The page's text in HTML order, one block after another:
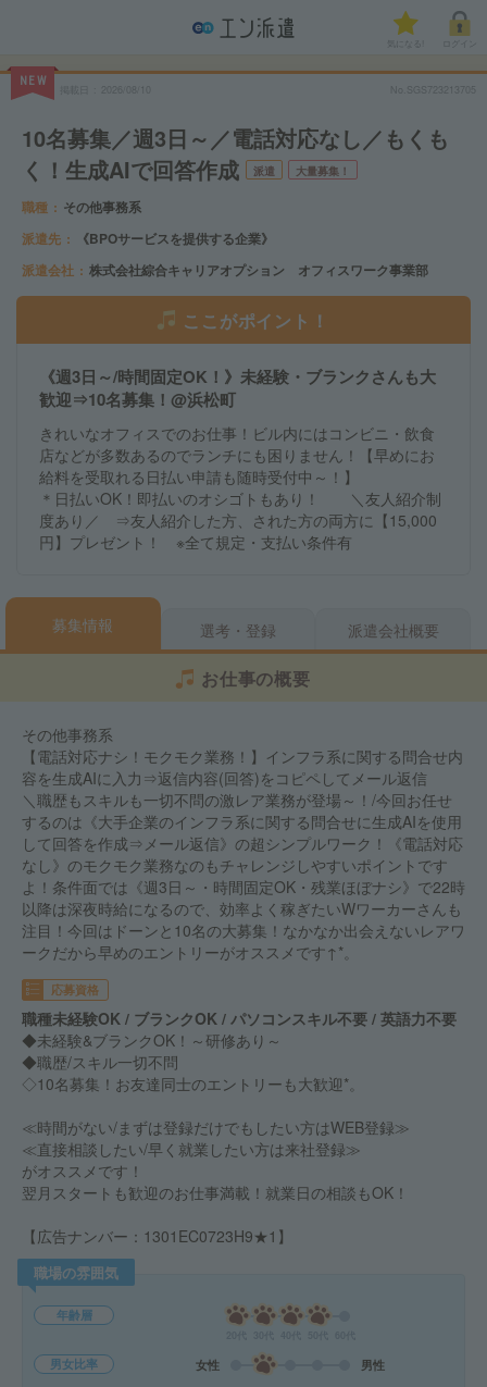
気になる!
NEW
2026/08/10 No.SGS723213705
10名募集／週3日～／電話対応なし／もくも
く！生成AIで回答作成
派遣 大量募集！
職種
その他事務系
派遣先
《BPOサービスを提供する企業》
派遣会社
株式会社綜合キャリアオプション オフィスワーク事業部
ここがポイント！
《週3日～/時間固定OK！》未経験・ブランクさんも大
歓迎⇒10名募集！@浜松町
きれいなオフィスでのお仕事！ビル内にはコンビニ・飲食
店などが多数あるのでランチにも困りません！【早めにお
給料を受取れる日払い申請も随時受付中～！】
＊日払いOK！即払いのオシゴトもあり！ ＼友人紹介制
度あり／ ⇒友人紹介した方、された方の両方に【15,000
円】プレゼント！ ※全て規定・支払い条件有
募集情報 選考・登録 派遣会社概要
お仕事の概要
その他事務系
【電話対応ナシ！モクモク業務！】インフラ系に関する問合せ内
容を生成AIに入力⇒返信内容(回答)をコピペしてメール返信
＼職歴もスキルも一切不問の激レア業務が登場～！/今回お任せ
するのは《大手企業のインフラ系に関する問合せに生成AIを使用
して回答を作成⇒メール返信》の超シンプルワーク！《電話対応
なし》のモクモク業務なのもチャレンジしやすいポイントです
よ！条件面では《週3日～・時間固定OK・残業ほぼナシ》で22時
以降は深夜時給になるので、効率よく稼ぎたいWワーカーさんも
注目！今回はドーンと10名の大募集！なかなか出会えないレアワ
ークだから早めのエントリーがオススメです↑*。
応募資格
職種未経験OK / ブランクOK / パソコンスキル不要 / 英語力不要
◆未経験&ブランクOK！～研修あり～
◆職歴/スキル一切不問
◇10名募集！お友達同士のエントリーも大歓迎*。
≪時間がない/まずは登録だけでもしたい方はWEB登録≫
≪直接相談したい/早く就業したい方は来社登録≫
がオススメです！
翌月スタートも歓迎のお仕事満載！就業日の相談もOK！
【広告ナンバー：1301EC0723H9★1】
職場の雰囲気
年齢層
男女比率 女性 男性